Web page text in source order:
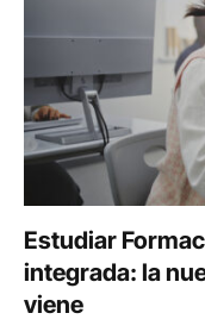
Estudiar
integrada: la
viene